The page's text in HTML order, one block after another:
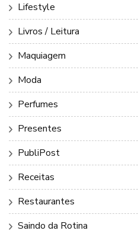
Lifestyle
Livros / Leitura
Maquiagem
Moda
Perfumes
Presentes
PubliPost
Receitas
Restaurantes
Saindo da Rotina